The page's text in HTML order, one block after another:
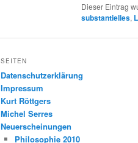
Dieser Eintrag
substantielles,
SEITEN
Datenschutzerklärung
Impressum
Kurt Röttgers
Michel Serres
Neuerscheinungen
Philosophie 2010